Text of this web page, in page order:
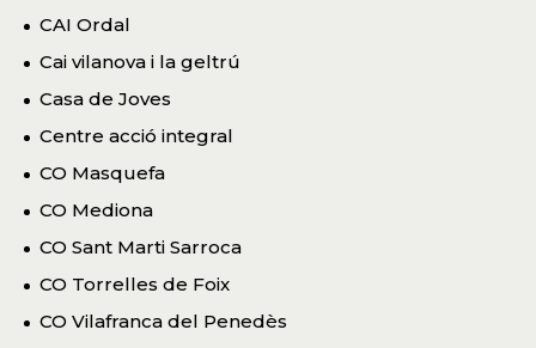
CAI Ordal
Cai vilanova i la geltrú
Casa de Joves
Centre acció integral
CO Masquefa
CO Mediona
CO Sant Marti Sarroca
CO Torrelles de Foix
CO Vilafranca del Penedès